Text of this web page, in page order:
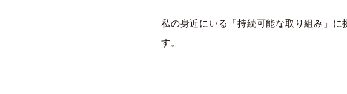
私の身近にいる「持続可能な取り組み」に
す。